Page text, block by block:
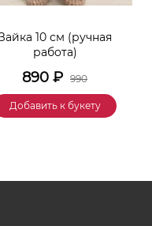
10 см (ручная
работа)
890 ₽ 990
Добавить к букету